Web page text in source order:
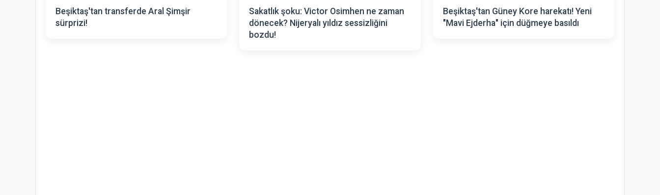
Beşiktaş'tan transferde Aral Şimşir
sürprizi!
Sakatlık şoku: Victor Osimhen ne zaman
dönecek? Nijeryalı yıldız sessizliğini
bozdu!
Beşiktaş'tan Güney Kore harekatı! Yeni
"Mavi Ejderha" için düğmeye basıldı